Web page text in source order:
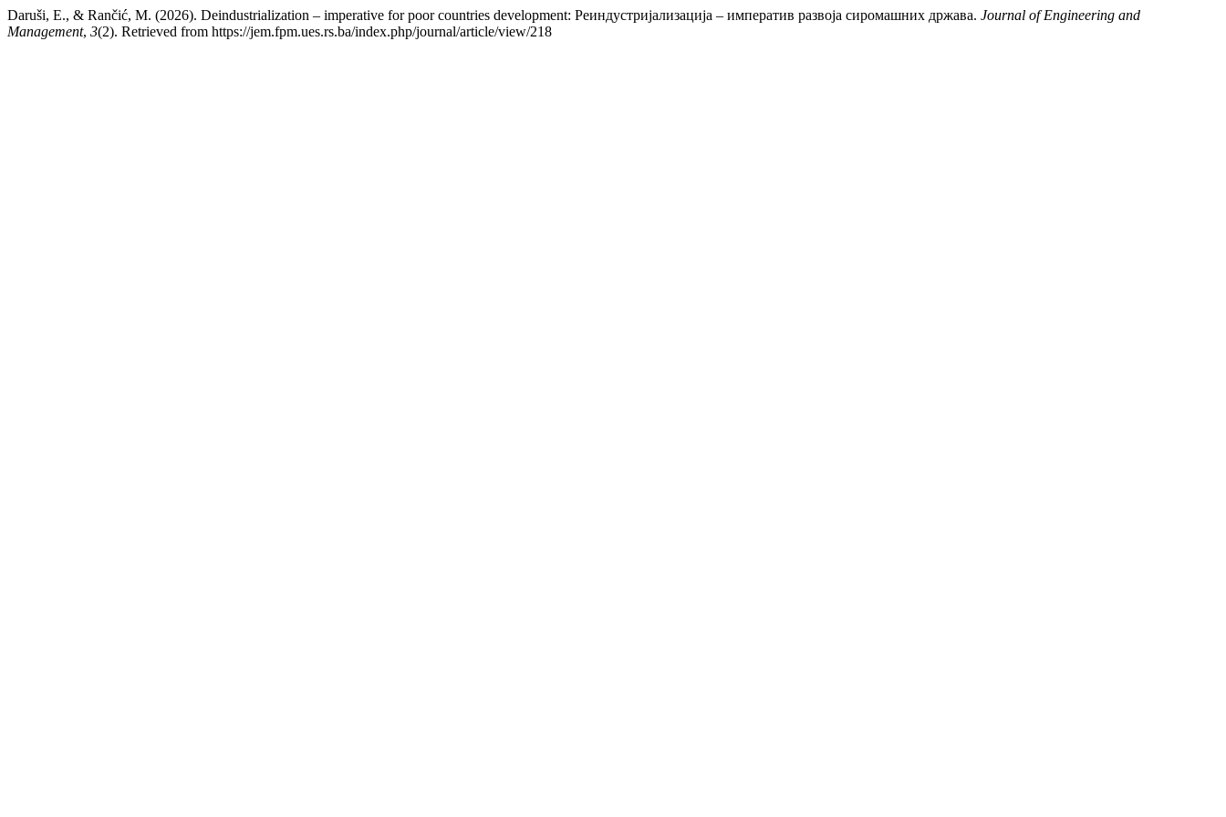
Daruši, E., & Rančić, M. (2026). Deindustrialization – imperative for poor countries development: Реиндустријализација – императив развоја сиромашних држава. Journal of Engineering and
Management, 3(2). Retrieved from https://jem.fpm.ues.rs.ba/index.php/journal/article/view/218